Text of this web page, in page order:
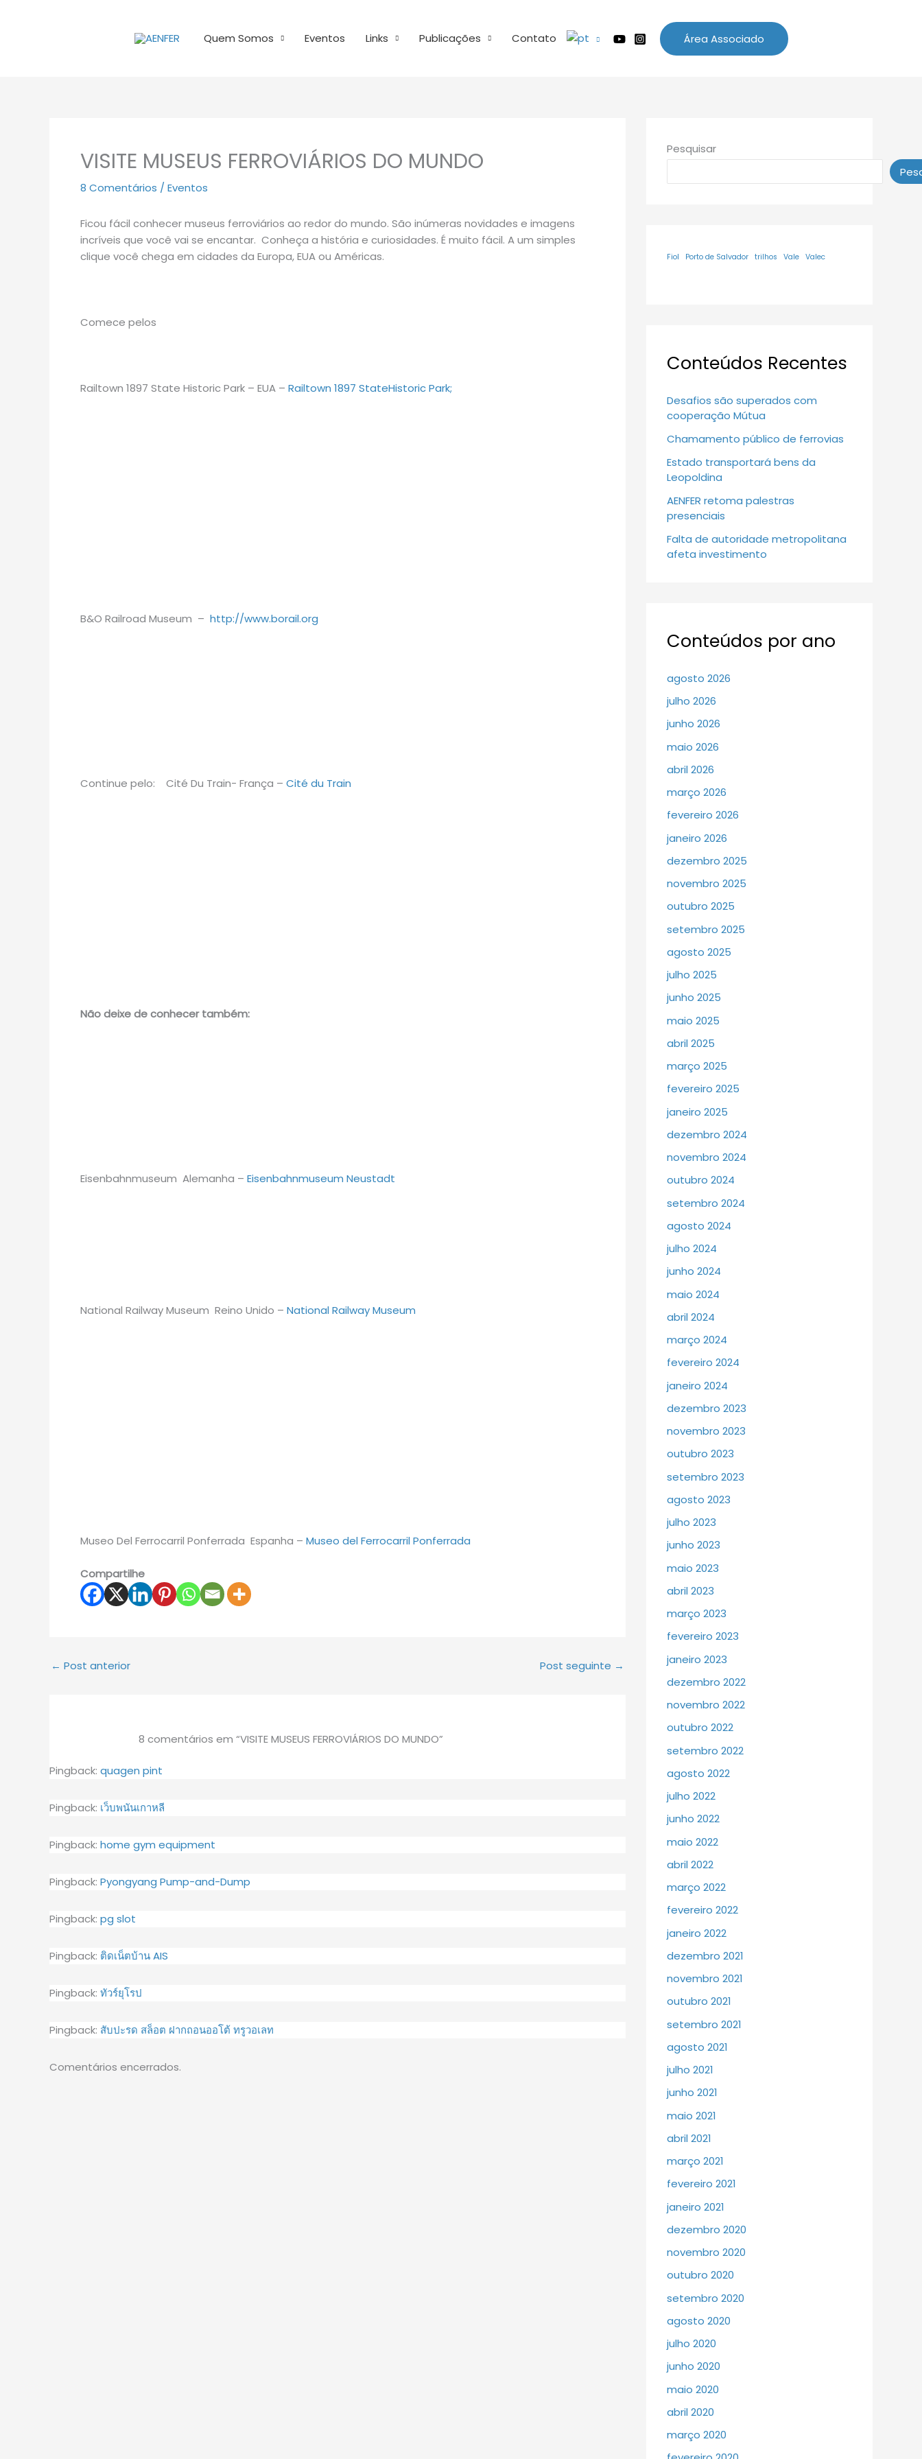
Quem Somos Eventos Links Publicações Contato Área Associado
VISITE MUSEUS FERROVIÁRIOS DO MUNDO
8 Comentários / Eventos
Ficou fácil conhecer museus ferroviários ao redor do mundo. São inúmeras novidades e imagens
incríveis que você vai se encantar. Conheça a história e curiosidades. É muito fácil. A um simples
clique você chega em cidades da Europa, EUA ou Américas.
Comece pelos
Railtown 1897 State Historic Park – EUA – Railtown 1897 StateHistoric Park;
B&O Railroad Museum – http://www.borail.org
Continue pelo: Cité Du Train- França – Cité du Train
Não deixe de conhecer também:
Eisenbahnmuseum Alemanha – Eisenbahnmuseum Neustadt
National Railway Museum Reino Unido – National Railway Museum
Museo Del Ferrocarril Ponferrada Espanha – Museo del Ferrocarril Ponferrada
Compartilhe
← Post anterior Post seguinte →
8 comentários em “VISITE MUSEUS FERROVIÁRIOS DO MUNDO”
Pingback: quagen pint
Pingback: เว็บพนันเกาหลี
Pingback: home gym equipment
Pingback: Pyongyang Pump-and-Dump
Pingback: pg slot
Pingback: ติดเน็ตบ้าน AIS
Pingback: ทัวร์ยุโรป
Pingback: สับปะรด สล็อต ฝากถอนออโต้ ทรูวอเลท
Comentários encerrados.
Pesquisar
Fiol Porto de Salvador trilhos Vale Valec
Conteúdos Recentes
Desafios são superados com
cooperação Mútua
Chamamento público de ferrovias
Estado transportará bens da
Leopoldina
AENFER retoma palestras
presenciais
Falta de autoridade metropolitana
afeta investimento
Conteúdos por ano
agosto 2026
julho 2026
junho 2026
maio 2026
abril 2026
março 2026
fevereiro 2026
janeiro 2026
dezembro 2025
novembro 2025
outubro 2025
setembro 2025
agosto 2025
julho 2025
junho 2025
maio 2025
abril 2025
março 2025
fevereiro 2025
janeiro 2025
dezembro 2024
novembro 2024
outubro 2024
setembro 2024
agosto 2024
julho 2024
junho 2024
maio 2024
abril 2024
março 2024
fevereiro 2024
janeiro 2024
dezembro 2023
novembro 2023
outubro 2023
setembro 2023
agosto 2023
julho 2023
junho 2023
maio 2023
abril 2023
março 2023
fevereiro 2023
janeiro 2023
dezembro 2022
novembro 2022
outubro 2022
setembro 2022
agosto 2022
julho 2022
junho 2022
maio 2022
abril 2022
março 2022
fevereiro 2022
janeiro 2022
dezembro 2021
novembro 2021
outubro 2021
setembro 2021
agosto 2021
julho 2021
junho 2021
maio 2021
abril 2021
março 2021
fevereiro 2021
janeiro 2021
dezembro 2020
novembro 2020
outubro 2020
setembro 2020
agosto 2020
julho 2020
junho 2020
maio 2020
abril 2020
março 2020